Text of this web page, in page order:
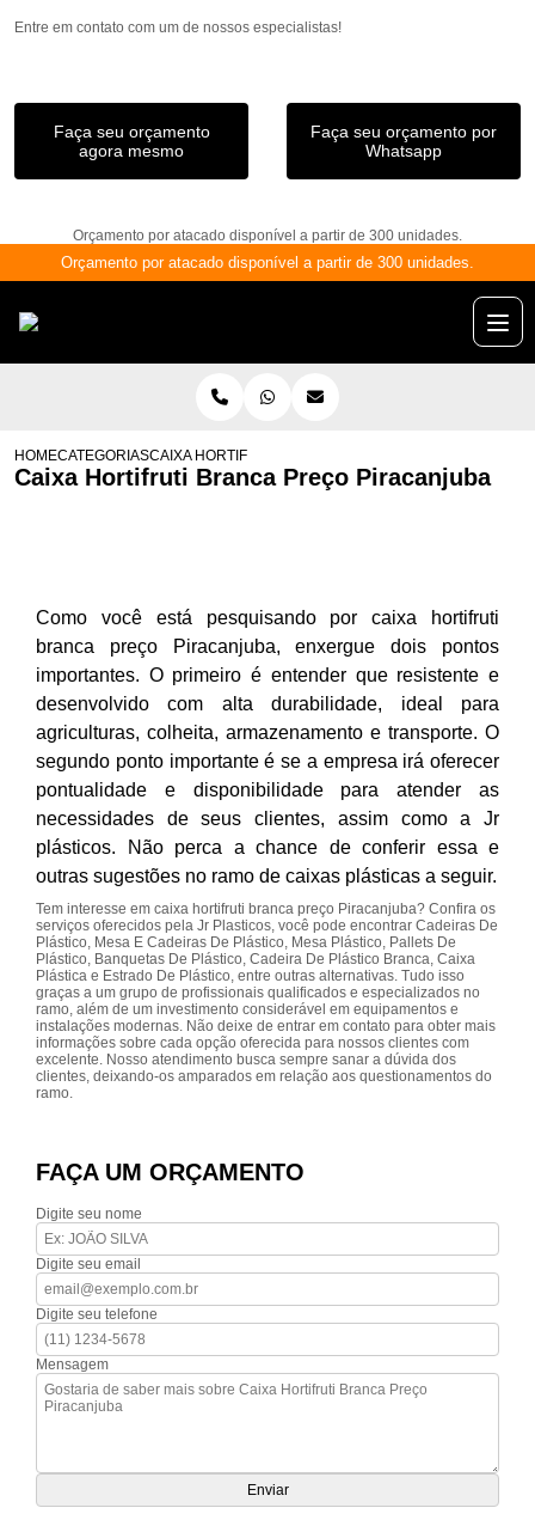
Entre em contato com um de nossos especialistas!
Faça seu orçamento
agora mesmo
Faça seu orçamento por
Whatsapp
Orçamento por atacado disponível a partir de 300 unidades.
Orçamento por atacado disponível a partir de 300 unidades.
HOMECATEGORIASCAIXA HORTIFRUTI BRANCA PREÇO PIRACANJUBA
Caixa Hortifruti Branca Preço Piracanjuba
Como você está pesquisando por caixa hortifruti
branca preço Piracanjuba, enxergue dois pontos
importantes. O primeiro é entender que resistente e
desenvolvido com alta durabilidade, ideal para
agriculturas, colheita, armazenamento e transporte. O
segundo ponto importante é se a empresa irá oferecer
pontualidade e disponibilidade para atender as
necessidades de seus clientes, assim como a Jr
plásticos. Não perca a chance de conferir essa e
outras sugestões no ramo de caixas plásticas a seguir.
Tem interesse em caixa hortifruti branca preço Piracanjuba? Confira os
serviços oferecidos pela Jr Plasticos, você pode encontrar Cadeiras De
Plástico, Mesa E Cadeiras De Plástico, Mesa Plástico, Pallets De
Plástico, Banquetas De Plástico, Cadeira De Plástico Branca, Caixa
Plástica e Estrado De Plástico, entre outras alternativas. Tudo isso
graças a um grupo de profissionais qualificados e especializados no
ramo, além de um investimento considerável em equipamentos e
instalações modernas. Não deixe de entrar em contato para obter mais
informações sobre cada opção oferecida para nossos clientes com
excelente. Nosso atendimento busca sempre sanar a dúvida dos
clientes, deixando-os amparados em relação aos questionamentos do
ramo.
FAÇA UM ORÇAMENTO
Digite seu nome
Digite seu email
Digite seu telefone
Mensagem